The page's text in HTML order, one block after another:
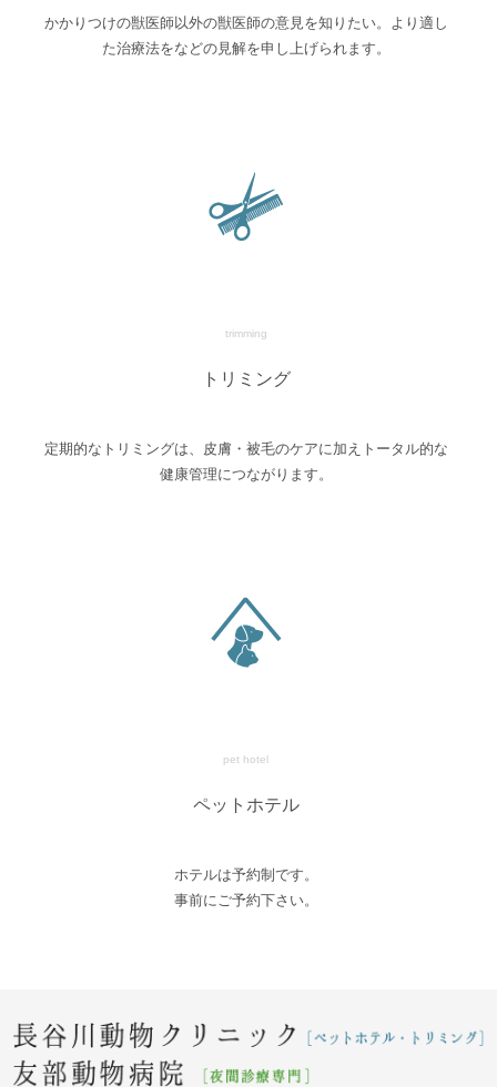
かかりつけの獣医師以外の獣医師の意見を知りたい。より適し
た治療法をなどの見解を申し上げられます。
trimming
トリミング
定期的なトリミングは、皮膚・被毛のケアに加えトータル的な
健康管理につながります。
pet hotel
ペットホテル
ホテルは予約制です。
事前にご予約下さい。